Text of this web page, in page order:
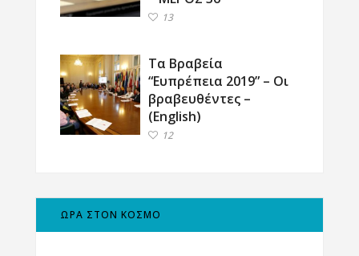
13
Τα Βραβεία
“Ευπρέπεια 2019” – Οι
βραβευθέντες –
(English)
12
ΩΡΑ ΣΤΟΝ ΚΟΣΜΟ